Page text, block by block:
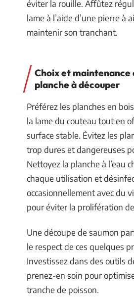
éviter la rouille. Affûtez
lame à l’aide d’une pierre à
maintenir son tranchant.
Choix et maintenance
planche à découper
Préférez les planches en
la lame du couteau tout en
surface stable. Évitez les
trop dures et dangereuses
Nettoyez la planche à l’eau
chaque utilisation et
occasionnellement avec du
pour éviter la prolifération
Une découpe de saumon
le respect de ces quelques
Investissez dans des outils
prenez-en soin pour
tranche de poisson.